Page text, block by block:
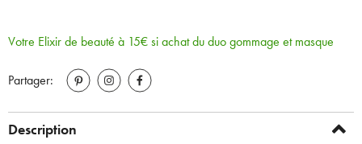
Votre Elixir de beauté à 15€ si achat du duo gommage et masque
Partager:
Description